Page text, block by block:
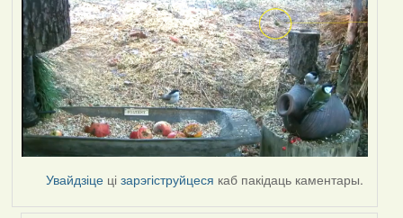
Увайдзіце цізарэгіструйцеся каб пакідаць каментары.